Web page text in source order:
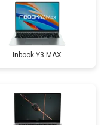
от 3500 ₽ Заказать
от 3990 ₽ Заказать
Inbook Y3 MAX